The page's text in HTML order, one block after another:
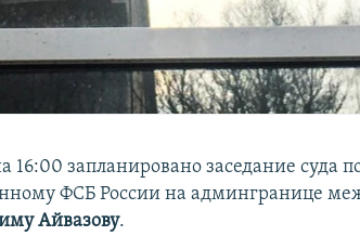
16:00 запланировано заседание суда
ФСБ России на админгранице
Айвазову.